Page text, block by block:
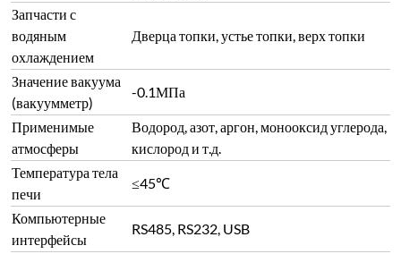
Запчасти с
водяным
охлаждением
Дверца топки, устье топки, верх топки
Значение вакуума
(вакуумметр)
-0.1МПа
Применимые
атмосферы
Водород, азот, аргон, монооксид углерода,
кислород и т.д.
Температура тела
печи
≤45℃
Компьютерные
интерфейсы
RS485, RS232, USB